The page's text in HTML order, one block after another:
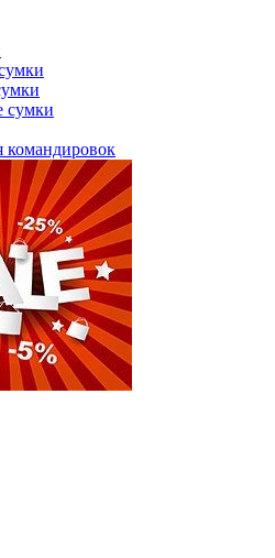
сумки
командировок